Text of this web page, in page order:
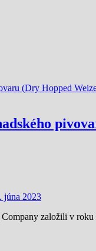
júna 2023
založili v